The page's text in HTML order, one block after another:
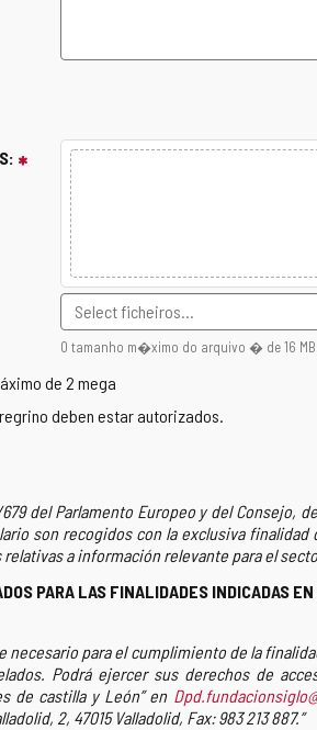
CAMPO
OBRIGAT�RIO
O tamanho m�ximo do arquivo � de 16 MB.
de 2 mega
deben estar autorizados.
del Parlamento Europeo y del
son recogidos con la exclusiva
a información relevante para el
PARA LAS FINALIDADES INDICADAS
para el cumplimiento de la
Podrá ejercer sus derechos de
de castilla y León” en
2, 47015 Valladolid, Fax: 983 213 887.”